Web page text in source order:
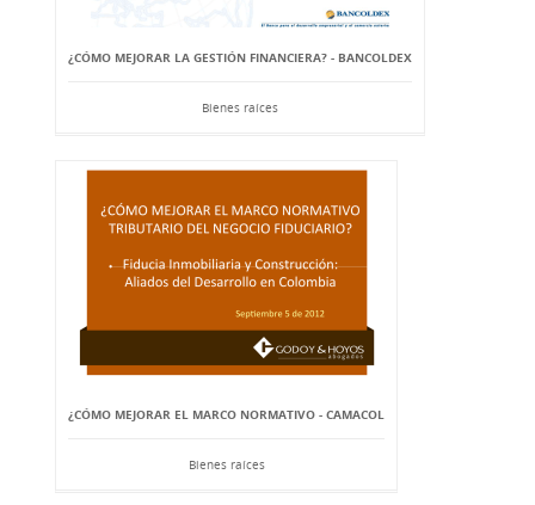
¿CÓMO MEJORAR LA GESTIÓN FINANCIERA? - BANCOLDEX
Bienes raíces
¿CÓMO MEJORAR EL MARCO NORMATIVO - CAMACOL
Bienes raíces